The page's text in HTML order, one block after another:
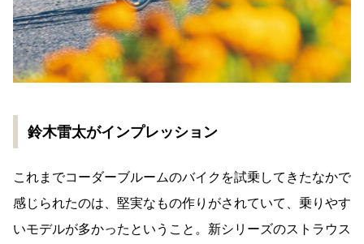
鈴木雷太がインプレッション
これまでコーダーブルームのバイクを試乗してきたなかで
感じられたのは、堅実なもの作りがされていて、乗りやす
いモデルが多かったということ。新シリーズのストラウス